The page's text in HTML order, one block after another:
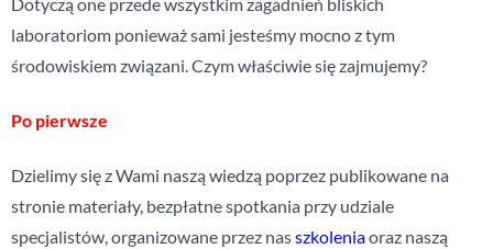
Dotyczą one przede wszystkim zagadnień bliskich
laboratoriom ponieważ sami jesteśmy mocno z tym
środowiskiem związani. Czym właściwie się zajmujemy?
Po pierwsze
Dzielimy się z Wami naszą wiedzą poprzez publikowane na
stronie materiały, bezpłatne spotkania przy udziale
specjalistów, organizowane przez nasszkoleniaoraz naszą